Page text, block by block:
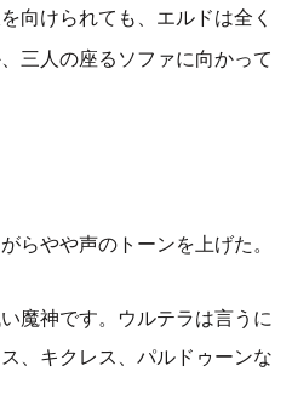
向けられても、エルドは全く
三人の座るソファに向かって
らやや声のトーンを上げた。
魔神です。ウルテラは言うに
、キクレス、パルドゥーンな